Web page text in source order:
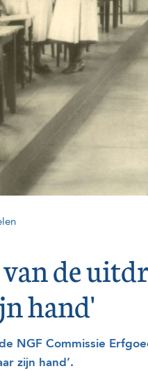
de
hand'
NGF Commissie
zijn hand’.